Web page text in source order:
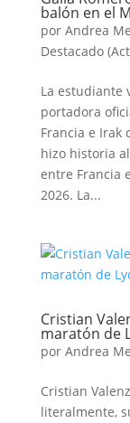
balón en el
por Andrea
Destacado
La estudiante
portadora
Francia e Irak
hizo historia
entre Francia
2026. La...
Cristian
maratón de
por Andrea
Cristian
literalmente,